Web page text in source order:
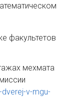
факультетов
мехмата
v-mgu-